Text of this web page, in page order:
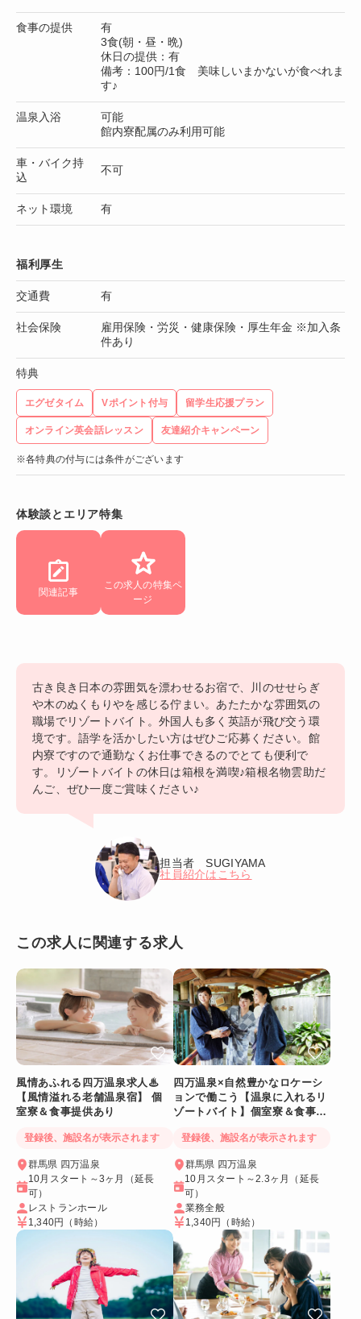
食事の提供
有
3食(朝・昼・晩)
休日の提供：有
備考：100円/1食 美味しいまかないが食べれま
す♪
温泉入浴
可能
館内寮配属のみ利用可能
車・バイク持
込
不可
ネット環境 有
福利厚生
交通費 有
社会保険
雇用保険・労災・健康保険・厚生年金 ※加入条
件あり
特典
エグゼタイム Vポイント付与 留学生応援プラン
オンライン英会話レッスン 友達紹介キャンペーン
※各特典の付与には条件がございます
体験談とエリア特集
関連記事
この求人の特集ペ
ージ
古き良き日本の雰囲気を漂わせるお宿で、川のせせらぎ
や木のぬくもりやを感じる佇まい。あたたかな雰囲気の
職場でリゾートバイト。外国人も多く英語が飛び交う環
境です。語学を活かしたい方はぜひご応募ください。館
内寮ですので通勤なくお仕事できるのでとても便利で
す。リゾートバイトの休日は箱根を満喫♪箱根名物雲助だ
んご、ぜひ一度ご賞味ください♪
担当者 SUGIYAMA
社員紹介はこちら
この求人に関連する求人
風情あふれる四万温泉求人♨
【風情溢れる老舗温泉宿】 個
室寮＆食事提供あり
登録後、施設名が表示されます
群馬県 四万温泉
10月スタート～3ヶ月（延長
可）
レストランホール
1,340円
（時給）
四万温泉×自然豊かなロケーシ
ョンで働こう【温泉に入れるリ
ゾートバイト】個室寮＆食事提
登録後、施設名が表示されます
群馬県 四万温泉
10月スタート～2.3ヶ月（延長
可）
業務全般
1,340円
（時給）